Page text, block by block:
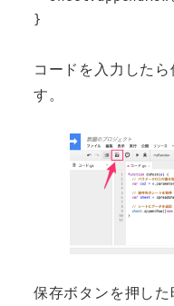
}
コードを入力した
す。
保存ボタンを押し